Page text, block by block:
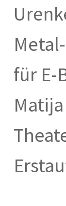
für E-